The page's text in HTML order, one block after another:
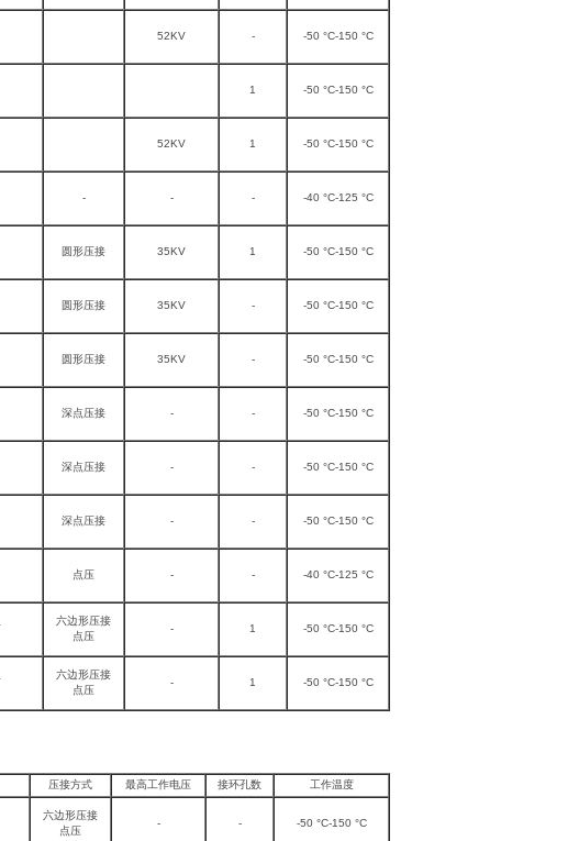
52KV - -50 °C-150 °C
1 -50 °C-150 °C
52KV 1 -50 °C-150 °C
- - - -40 °C-125 °C
圆形压接 35KV 1 -50 °C-150 °C
圆形压接 35KV - -50 °C-150 °C
圆形压接 35KV - -50 °C-150 °C
深点压接 - - -50 °C-150 °C
深点压接 - - -50 °C-150 °C
深点压接 - - -50 °C-150 °C
点压 - - -40 °C-125 °C
六边形压接
点压
- 1 -50 °C-150 °C
六边形压接
点压
- 1 -50 °C-150 °C
压接方式 最高工作电压 接环孔数 工作温度
六边形压接
点压
- - -50 °C-150 °C